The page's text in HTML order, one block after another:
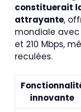
constituerait
attrayante,
mondiale avec
et 210 Mbps,
reculées.
innovante